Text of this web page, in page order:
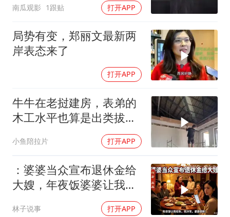
南瓜观影 1跟贴 打开APP
局势有变，郑丽文最新两
岸表态来了
打开APP
牛牛在老挝建房，表弟的
木工水平也算是出类拔
萃，小佩也想过来玩
小鱼陪拉片 打开APP
：婆婆当众宣布退休金给
大嫂，年夜饭婆婆让我结
账，我冷笑，婆婆傻眼
林子说事 打开APP